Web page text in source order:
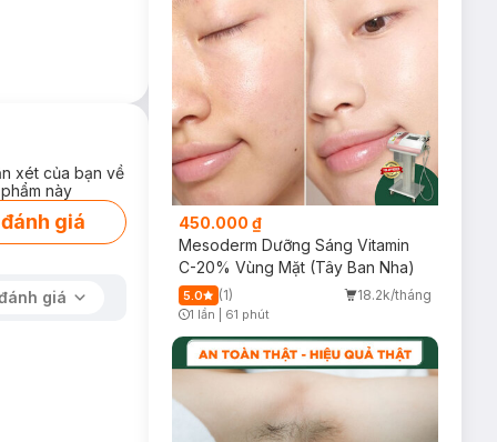
nám và sẹo
xét của bạn về
này
giá
giá
450.000 ₫
Mesoderm Dưỡng Sáng Vitamin
C-20% Vùng Mặt (Tây Ban Nha)
5.0 (1) 18.2k/tháng
1 lần 61 phút